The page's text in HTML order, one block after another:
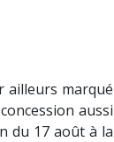
ailleurs marqué
aussi
du 17 août à la